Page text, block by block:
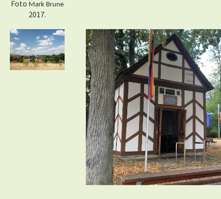
Foto Mark Brune
2017.